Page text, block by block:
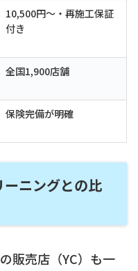
10,500円〜・再施工保証
付き
全国1,900店舗
保険完備が明確
ニングとの比
販売店（YC）も一